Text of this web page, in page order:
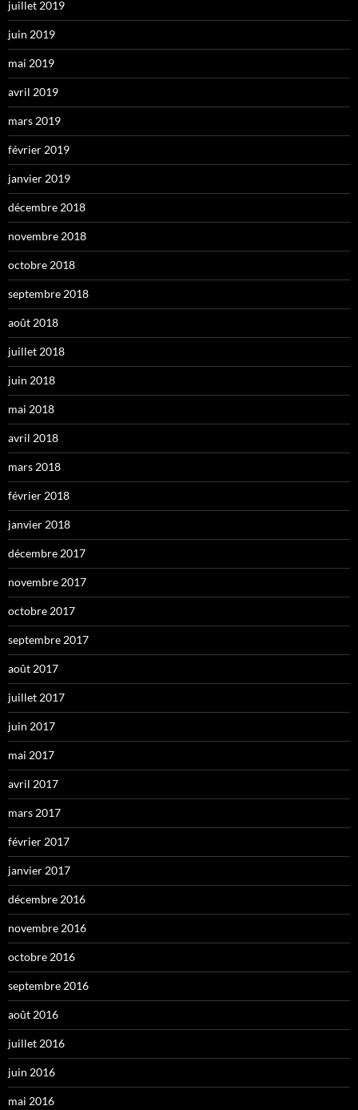
juillet 2019
juin 2019
mai 2019
avril 2019
mars 2019
février 2019
janvier 2019
décembre 2018
novembre 2018
octobre 2018
septembre 2018
août 2018
juillet 2018
juin 2018
mai 2018
avril 2018
mars 2018
février 2018
janvier 2018
décembre 2017
novembre 2017
octobre 2017
septembre 2017
août 2017
juillet 2017
juin 2017
mai 2017
avril 2017
mars 2017
février 2017
janvier 2017
décembre 2016
novembre 2016
octobre 2016
septembre 2016
août 2016
juillet 2016
juin 2016
mai 2016